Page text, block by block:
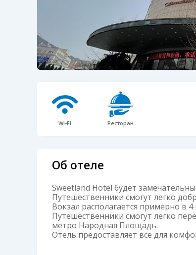
Wi-Fi Ресторан
Об отеле
Sweetland Hotel будет
Путешественники смогут легко
Вокзал располагается примерно
Путешественники смогут легко
метро Народная Площадь.
Отель предоставляет все для